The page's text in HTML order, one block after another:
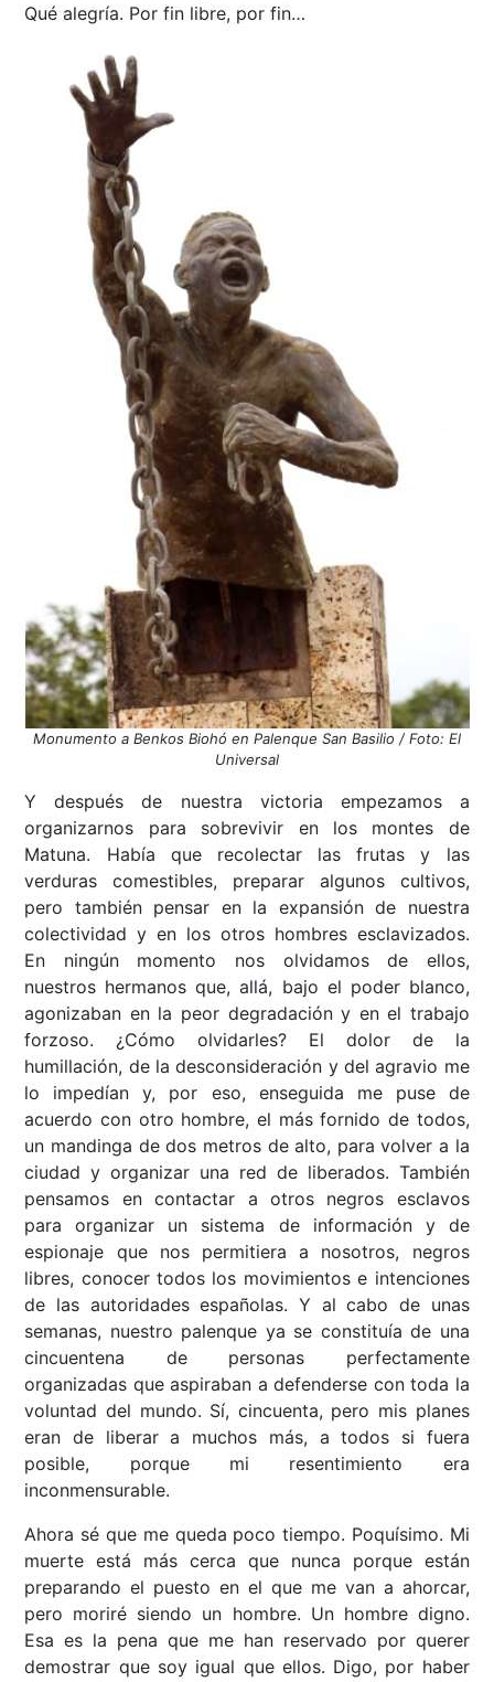
Qué alegría. Por fin libre, por fin…
Monumento a Benkos Biohó en Palenque San Basilio / Foto: El
Universal
Y después de nuestra victoria empezamos a
organizarnos para sobrevivir en los montes de
Matuna. Había que recolectar las frutas y las
verduras comestibles, preparar algunos cultivos,
pero también pensar en la expansión de nuestra
colectividad y en los otros hombres esclavizados.
En ningún momento nos olvidamos de ellos,
nuestros hermanos que, allá, bajo el poder blanco,
agonizaban en la peor degradación y en el trabajo
forzoso. ¿Cómo olvidarles? El dolor de la
humillación, de la desconsideración y del agravio me
lo impedían y, por eso, enseguida me puse de
acuerdo con otro hombre, el más fornido de todos,
un mandinga de dos metros de alto, para volver a la
ciudad y organizar una red de liberados. También
pensamos en contactar a otros negros esclavos
para organizar un sistema de información y de
espionaje que nos permitiera a nosotros, negros
libres, conocer todos los movimientos e intenciones
de las autoridades españolas. Y al cabo de unas
semanas, nuestro palenque ya se constituía de una
cincuentena de personas perfectamente
organizadas que aspiraban a defenderse con toda la
voluntad del mundo. Sí, cincuenta, pero mis planes
eran de liberar a muchos más, a todos si fuera
posible, porque mi resentimiento era
inconmensurable.
Ahora sé que me queda poco tiempo. Poquísimo. Mi
muerte está más cerca que nunca porque están
preparando el puesto en el que me van a ahorcar,
pero moriré siendo un hombre. Un hombre digno.
Esa es la pena que me han reservado por querer
demostrar que soy igual que ellos. Digo, por haber